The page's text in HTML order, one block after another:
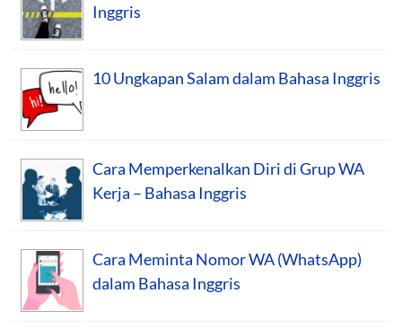
Inggris
10 Ungkapan Salam dalam Bahasa Inggris
Cara Memperkenalkan Diri di Grup WA
Kerja – Bahasa Inggris
Cara Meminta Nomor WA (WhatsApp)
dalam Bahasa Inggris